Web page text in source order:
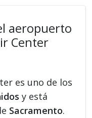
aeropuerto
Center
es uno de los
y está
Sacramento.